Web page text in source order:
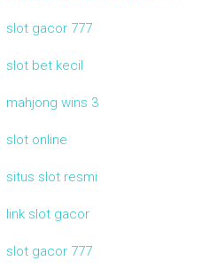
slot gacor 777
slot bet kecil
mahjong wins 3
slot online
situs slot resmi
link slot gacor
slot gacor 777